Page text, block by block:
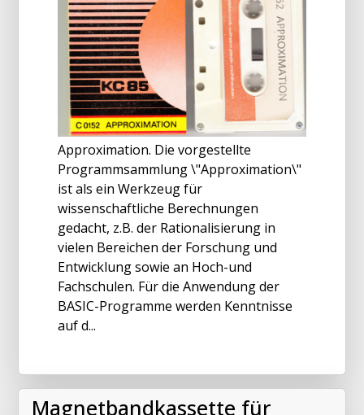
Approximation. Die vorgestellte
Programmsammlung \"Approximation\"
ist als ein Werkzeug für
wissenschaftliche Berechnungen
gedacht, z.B. der Rationalisierung in
vielen Bereichen der Forschung und
Entwicklung sowie an Hoch-und
Fachschulen. Für die Anwendung der
BASIC-Programme werden Kenntnisse
auf d...
Magnetbandkassette für